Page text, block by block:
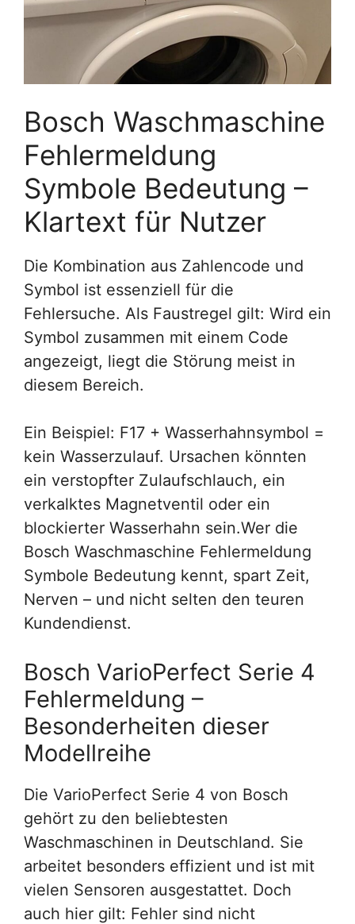
Bosch Waschmaschine
Fehlermeldung
Symbole Bedeutung –
Klartext für Nutzer
Die Kombination aus Zahlencode und
Symbol ist essenziell für die
Fehlersuche. Als Faustregel gilt: Wird ein
Symbol zusammen mit einem Code
angezeigt, liegt die Störung meist in
diesem Bereich.
Ein Beispiel: F17 + Wasserhahnsymbol =
kein Wasserzulauf. Ursachen könnten
ein verstopfter Zulaufschlauch, ein
verkalktes Magnetventil oder ein
blockierter Wasserhahn sein.Wer die
Bosch Waschmaschine Fehlermeldung
Symbole Bedeutung kennt, spart Zeit,
Nerven – und nicht selten den teuren
Kundendienst.
Bosch VarioPerfect Serie 4
Fehlermeldung –
Besonderheiten dieser
Modellreihe
Die VarioPerfect Serie 4 von Bosch
gehört zu den beliebtesten
Waschmaschinen in Deutschland. Sie
arbeitet besonders effizient und ist mit
vielen Sensoren ausgestattet. Doch
auch hier gilt: Fehler sind nicht